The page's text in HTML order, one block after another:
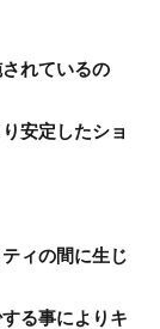
れているの
安定したショ
ィの間に生じ
る事によりキ